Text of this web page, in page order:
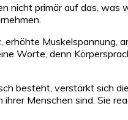
nicht primär auf das, was
Muskelspannung,
Worte, denn
besteht, verstärkt sich
Menschen sind. Sie